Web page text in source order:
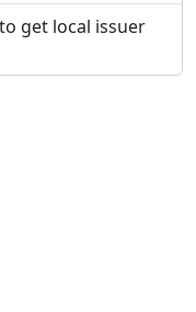
get local issuer